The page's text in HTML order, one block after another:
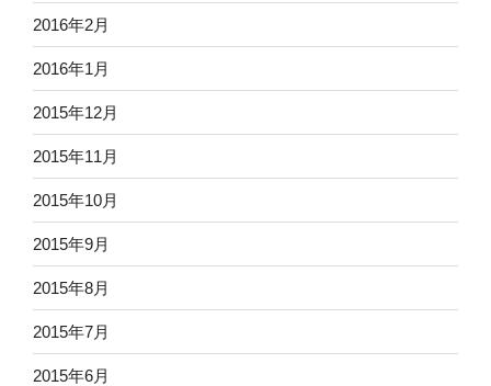
2016年2月
2016年1月
2015年12月
2015年11月
2015年10月
2015年9月
2015年8月
2015年7月
2015年6月